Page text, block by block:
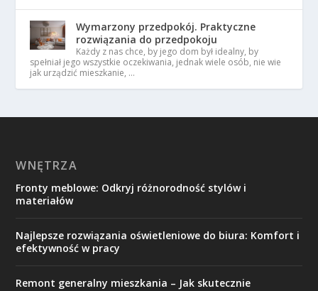
Wymarzony przedpokój. Praktyczne
rozwiązania do przedpokoju
Każdy z nas chce, by jego dom był idealny, by
spełniał jego wszystkie oczekiwania, jednak wiele osób, nie wie
jak urządzić mieszkanie, …
WNĘTRZA
Fronty meblowe: Odkryj różnorodność stylów i
materiałów
Najlepsze rozwiązania oświetleniowe do biura: Komfort i
efektywność w pracy
Remont generalny mieszkania – Jak skutecznie